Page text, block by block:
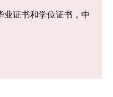
业证书和学位证书，中